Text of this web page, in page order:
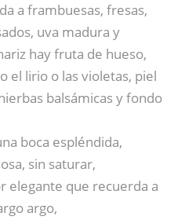
a frambuesas, fresas,
uva madura y
hay fruta de hueso,
el lirio o las violetas, piel
balsámicas y fondo
boca espléndida,
sin saturar,
elegante que recuerda a
argo,